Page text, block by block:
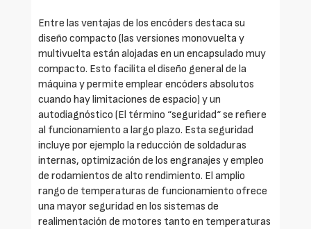
Entre las ventajas de los encóders destaca su
diseño compacto (las versiones monovuelta y
multivuelta están alojadas en un encapsulado muy
compacto. Esto facilita el diseño general de la
máquina y permite emplear encóders absolutos
cuando hay limitaciones de espacio) y un
autodiagnóstico (El término “seguridad“ se refiere
al funcionamiento a largo plazo. Esta seguridad
incluye por ejemplo la reducción de soldaduras
internas, optimización de los engranajes y empleo
de rodamientos de alto rendimiento. El amplio
rango de temperaturas de funcionamiento ofrece
una mayor seguridad en los sistemas de
realimentación de motores tanto en temperaturas